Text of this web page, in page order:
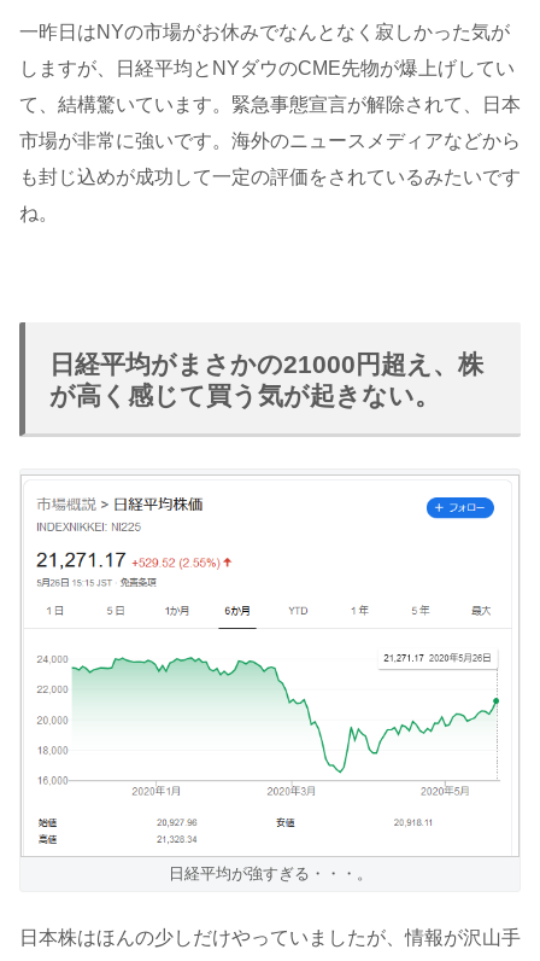
一昨日はNYの市場がお休みでなんとなく寂しかった気が
しますが、日経平均とNYダウのCME先物が爆上げしてい
て、結構驚いています。緊急事態宣言が解除されて、日本
市場が非常に強いです。海外のニュースメディアなどから
も封じ込めが成功して一定の評価をされているみたいです
ね。
日経平均がまさかの21000円超え、株
が高く感じて買う気が起きない。
日経平均が強すぎる・・・。
日本株はほんの少しだけやっていましたが、情報が沢山手